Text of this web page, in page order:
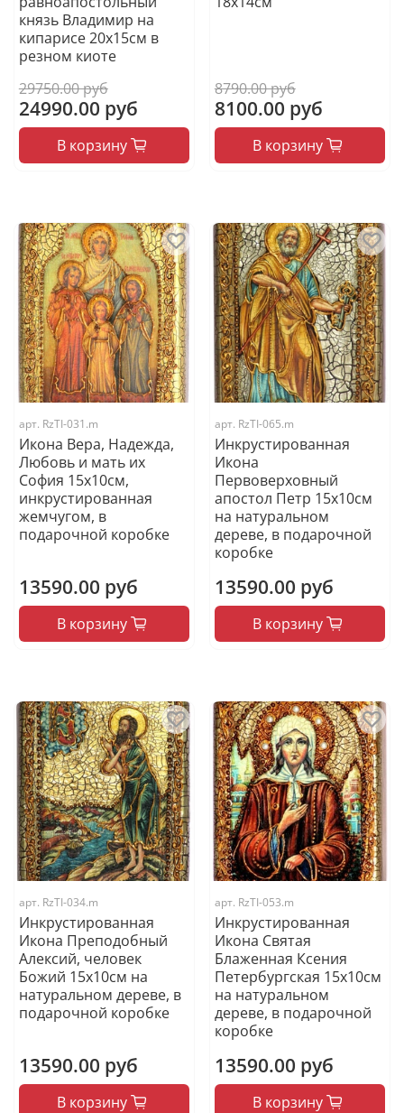
князь Владимир на
кипарисе 20х15см в
резном киоте
29750.00 руб
24990.00 руб
В корзину
8790.00 руб
8100.00 руб
В корзину
арт. RzTI-031.m
Икона Вера, Надежда,
Любовь и мать их
София 15х10см,
инкрустированная
жемчугом, в
подарочной коробке
13590.00 руб
В корзину
арт. RzTI-065.m
Инкрустированная
Икона
Первоверховный
апостол Петр 15х10см
на натуральном
дереве, в подарочной
коробке
13590.00 руб
В корзину
арт. RzTI-034.m
Инкрустированная
Икона Преподобный
Алексий, человек
Божий 15х10см на
натуральном дереве, в
подарочной коробке
13590.00 руб
В корзину
арт. RzTI-053.m
Инкрустированная
Икона Святая
Блаженная Ксения
Петербургская 15х10см
на натуральном
дереве, в подарочной
коробке
13590.00 руб
В корзину